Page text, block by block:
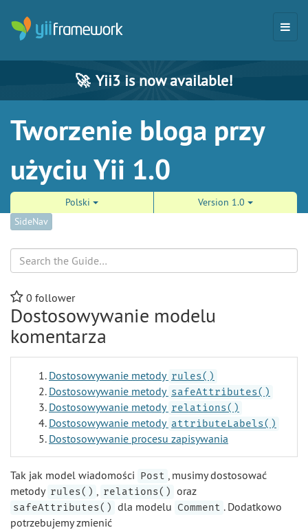
🚀 Yii3 is now available!
Tworzenie bloga przy
użyciu Yii 1.0
Polski
Version 1.0
SideNav
0 follower
Dostosowywanie modelu
komentarza
Dostosowywanie metody rules()
Dostosowywanie metody safeAttributes()
Dostosowywanie metody relations()
Dostosowywanie metody attributeLabels()
Dostosowywanie procesu zapisywania
Tak jak model wiadomości Post , musimy dostosować
metody rules() , relations() oraz
safeAttributes() dla modelu Comment . Dodatkowo
potrzebujemy zmienić